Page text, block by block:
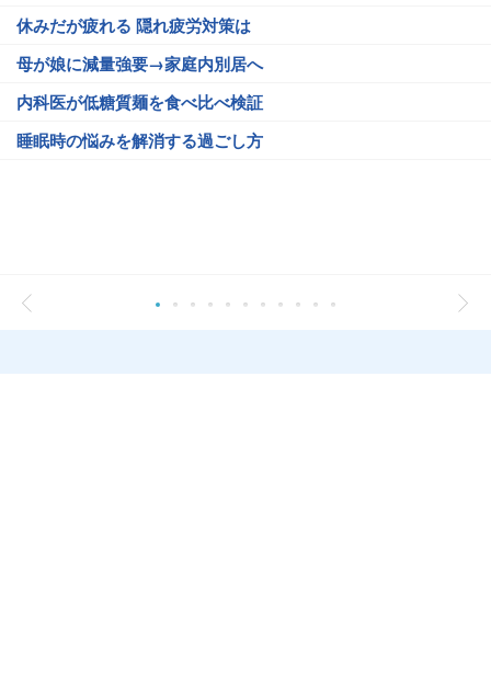
休みだが疲れる 隠れ疲労対策は
母が娘に減量強要→家庭内別居へ
内科医が低糖質麺を食べ比べ検証
睡眠時の悩みを解消する過ごし方